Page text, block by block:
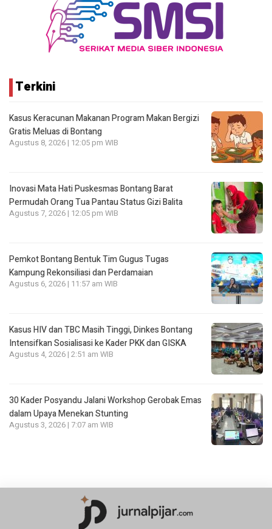
Terkini
Kasus Keracunan Makanan Program Makan Bergizi
Gratis Meluas di Bontang
Agustus 8, 2026 | 12:05 pm WIB
Inovasi Mata Hati Puskesmas Bontang Barat
Permudah Orang Tua Pantau Status Gizi Balita
Agustus 7, 2026 | 12:05 pm WIB
Pemkot Bontang Bentuk Tim Gugus Tugas
Kampung Rekonsiliasi dan Perdamaian
Agustus 6, 2026 | 11:57 am WIB
Kasus HIV dan TBC Masih Tinggi, Dinkes Bontang
Intensifkan Sosialisasi ke Kader PKK dan GISKA
Agustus 4, 2026 | 2:51 am WIB
30 Kader Posyandu Jalani Workshop Gerobak Emas
dalam Upaya Menekan Stunting
Agustus 3, 2026 | 7:07 am WIB